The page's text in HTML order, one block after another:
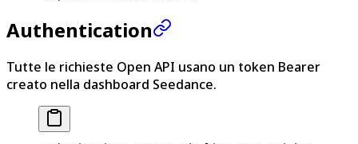
Authentication
Tutte le richieste Open API usano un token Bearer
creato nella dashboard Seedance.